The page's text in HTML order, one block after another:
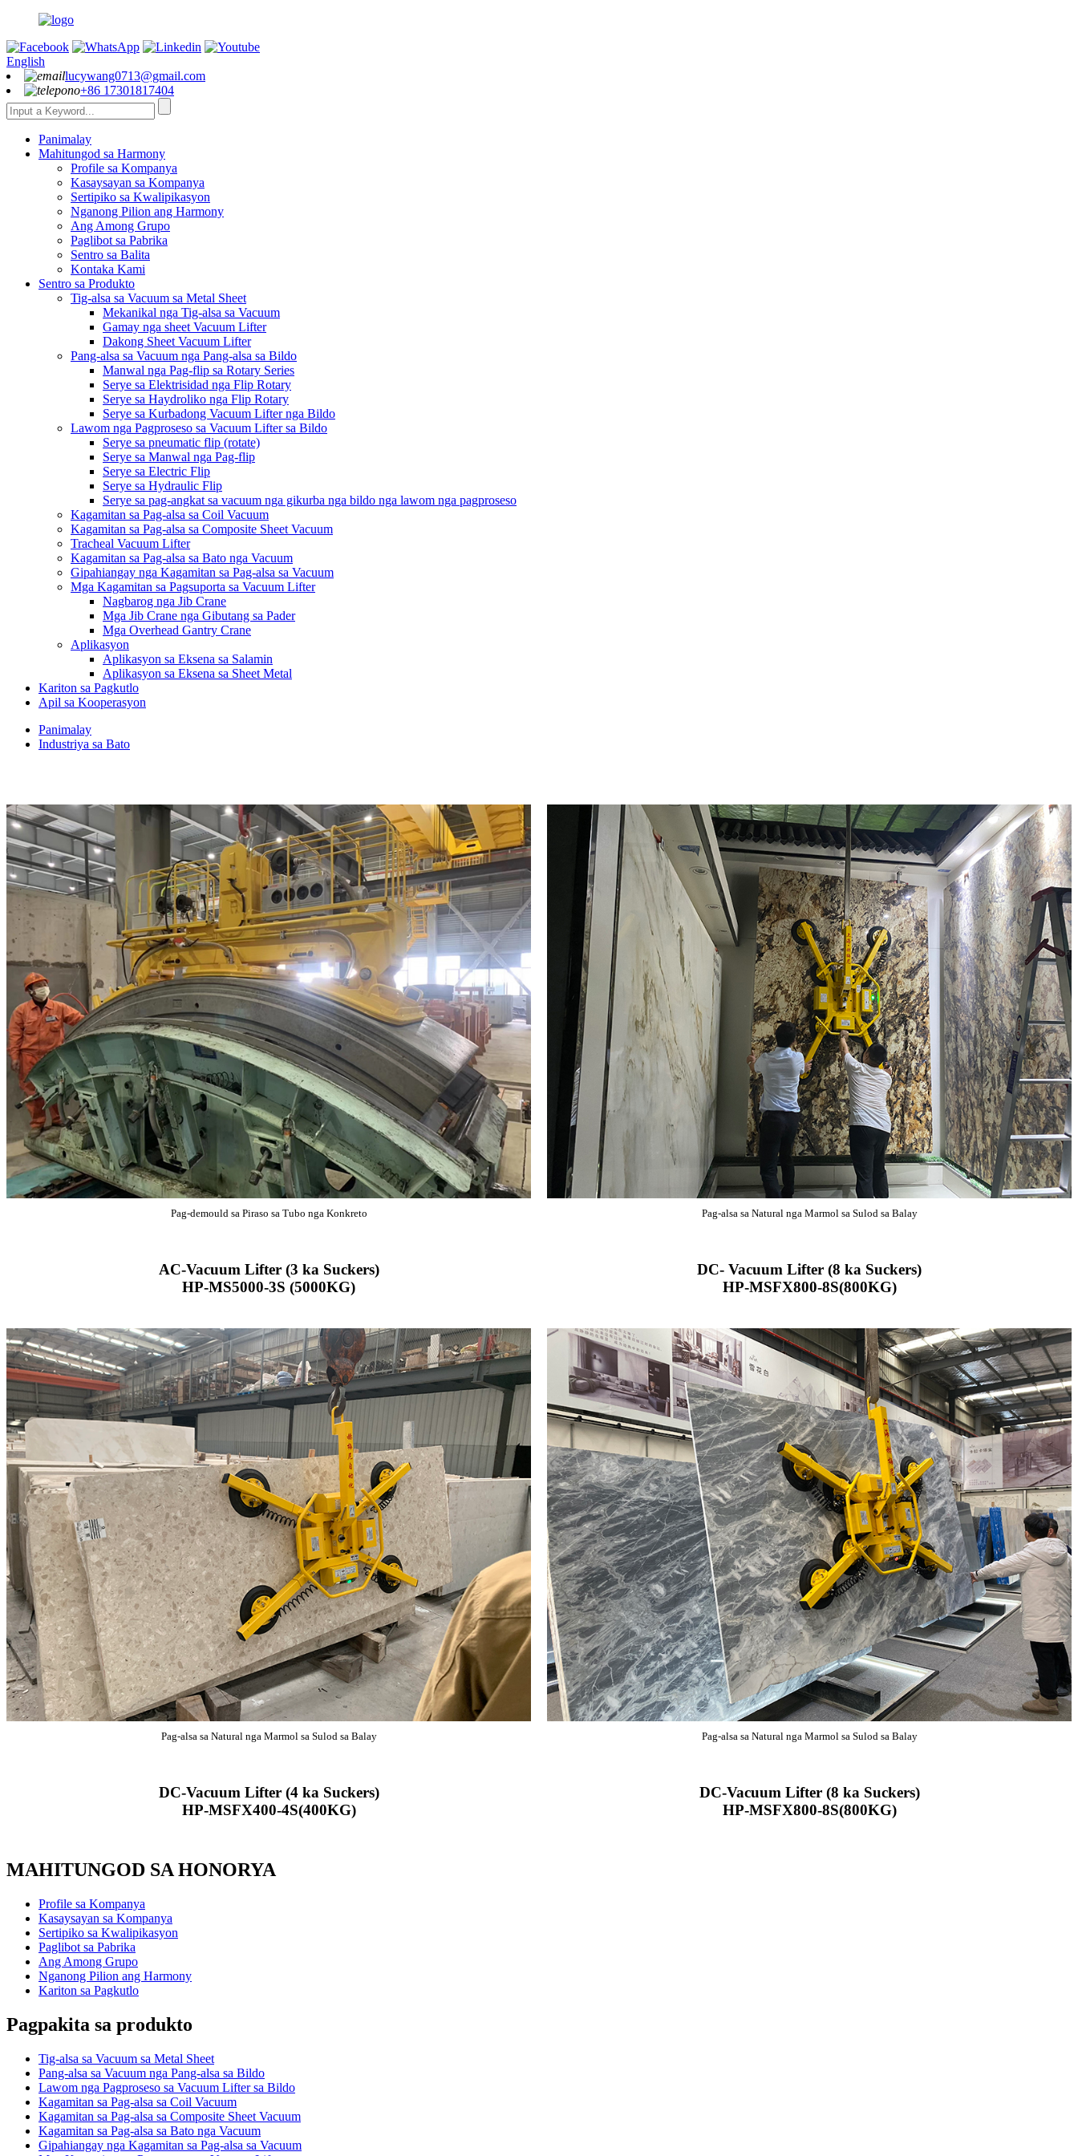
English
lucywang0713@gmail.com
+86 17301817404
Panimalay
Mahitungod sa Harmony
Profile sa Kompanya
Kasaysayan sa Kompanya
Sertipiko sa Kwalipikasyon
Nganong Pilion ang Harmony
Ang Among Grupo
Paglibot sa Pabrika
Sentro sa Balita
Kontaka Kami
Sentro sa Produkto
Tig-alsa sa Vacuum sa Metal Sheet
Mekanikal nga Tig-alsa sa Vacuum
Gamay nga sheet Vacuum Lifter
Dakong Sheet Vacuum Lifter
Pang-alsa sa Vacuum nga Pang-alsa sa Bildo
Manwal nga Pag-flip sa Rotary Series
Serye sa Elektrisidad nga Flip Rotary
Serye sa Haydroliko nga Flip Rotary
Serye sa Kurbadong Vacuum Lifter nga Bildo
Lawom nga Pagproseso sa Vacuum Lifter sa Bildo
Serye sa pneumatic flip (rotate)
Serye sa Manwal nga Pag-flip
Serye sa Electric Flip
Serye sa Hydraulic Flip
Serye sa pag-angkat sa vacuum nga gikurba nga bildo nga lawom nga pagproseso
Kagamitan sa Pag-alsa sa Coil Vacuum
Kagamitan sa Pag-alsa sa Composite Sheet Vacuum
Tracheal Vacuum Lifter
Kagamitan sa Pag-alsa sa Bato nga Vacuum
Gipahiangay nga Kagamitan sa Pag-alsa sa Vacuum
Mga Kagamitan sa Pagsuporta sa Vacuum Lifter
Nagbarog nga Jib Crane
Mga Jib Crane nga Gibutang sa Pader
Mga Overhead Gantry Crane
Aplikasyon
Aplikasyon sa Eksena sa Salamin
Aplikasyon sa Eksena sa Sheet Metal
Kariton sa Pagkutlo
Apil sa Kooperasyon
Panimalay
Industriya sa Bato
Pag-demould sa Piraso sa Tubo nga Konkreto
AC-Vacuum Lifter (3 ka Suckers)
HP-MS5000-3S (5000KG)
Pag-alsa sa Natural nga Marmol sa Sulod sa Balay
DC- Vacuum Lifter (8 ka Suckers)
HP-MSFX800-8S(800KG)
Pag-alsa sa Natural nga Marmol sa Sulod sa Balay
DC-Vacuum Lifter (4 ka Suckers)
HP-MSFX400-4S(400KG)
Pag-alsa sa Natural nga Marmol sa Sulod sa Balay
DC-Vacuum Lifter (8 ka Suckers)
HP-MSFX800-8S(800KG)
MAHITUNGOD SA HONORYA
Profile sa Kompanya
Kasaysayan sa Kompanya
Sertipiko sa Kwalipikasyon
Paglibot sa Pabrika
Ang Among Grupo
Nganong Pilion ang Harmony
Kariton sa Pagkutlo
Pagpakita sa produkto
Tig-alsa sa Vacuum sa Metal Sheet
Pang-alsa sa Vacuum nga Pang-alsa sa Bildo
Lawom nga Pagproseso sa Vacuum Lifter sa Bildo
Kagamitan sa Pag-alsa sa Coil Vacuum
Kagamitan sa Pag-alsa sa Composite Sheet Vacuum
Kagamitan sa Pag-alsa sa Bato nga Vacuum
Gipahiangay nga Kagamitan sa Pag-alsa sa Vacuum